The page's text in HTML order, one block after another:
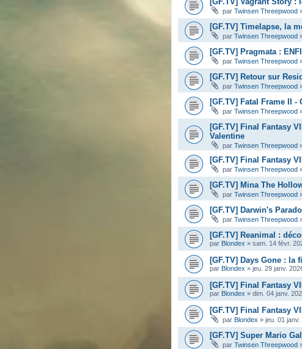
par Twinsen Threepwood
[GF.TV] Timelapse, la
par Twinsen Threepwood
[GF.TV] Pragmata :
par Twinsen Threepwood
[GF.TV] Retour sur
par Twinsen Threepwood
[GF.TV] Fatal Frame II
par Twinsen Threepwood
[GF.TV] Final Fantasy
Valentine
par Twinsen Threepwood
[GF.TV] Final Fantasy
par Twinsen Threepwood
[GF.TV] Mina The
par Twinsen Threepwood
[GF.TV] Darwin's
par Twinsen Threepwood
[GF.TV] Reanimal :
par Blondex » sam. 14 févr.
[GF.TV] Days Gone : la
par Blondex » jeu. 29 janv.
[GF.TV] Final Fantasy
par Blondex » dim. 04 janv.
[GF.TV] Final Fantasy
par Blondex » jeu. 01
[GF.TV] Super Mario
par Twinsen Threepwood